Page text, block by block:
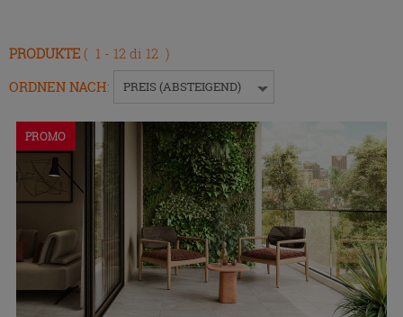
um
das
ein-
bzw.
auszublenden.
PRODUKTE ( 1 - 12 di 12 )
ORDNEN NACH: PREIS (ABSTEIGEND)
PROMO